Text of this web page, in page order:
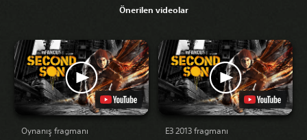
Önerilen videolar
Oynanış fragmanı E3 2013 fragmanı